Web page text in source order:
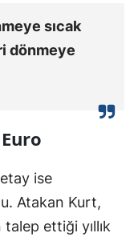
sıcak
dönmeye
ise
Atakan Kurt,
ettiği yıllık